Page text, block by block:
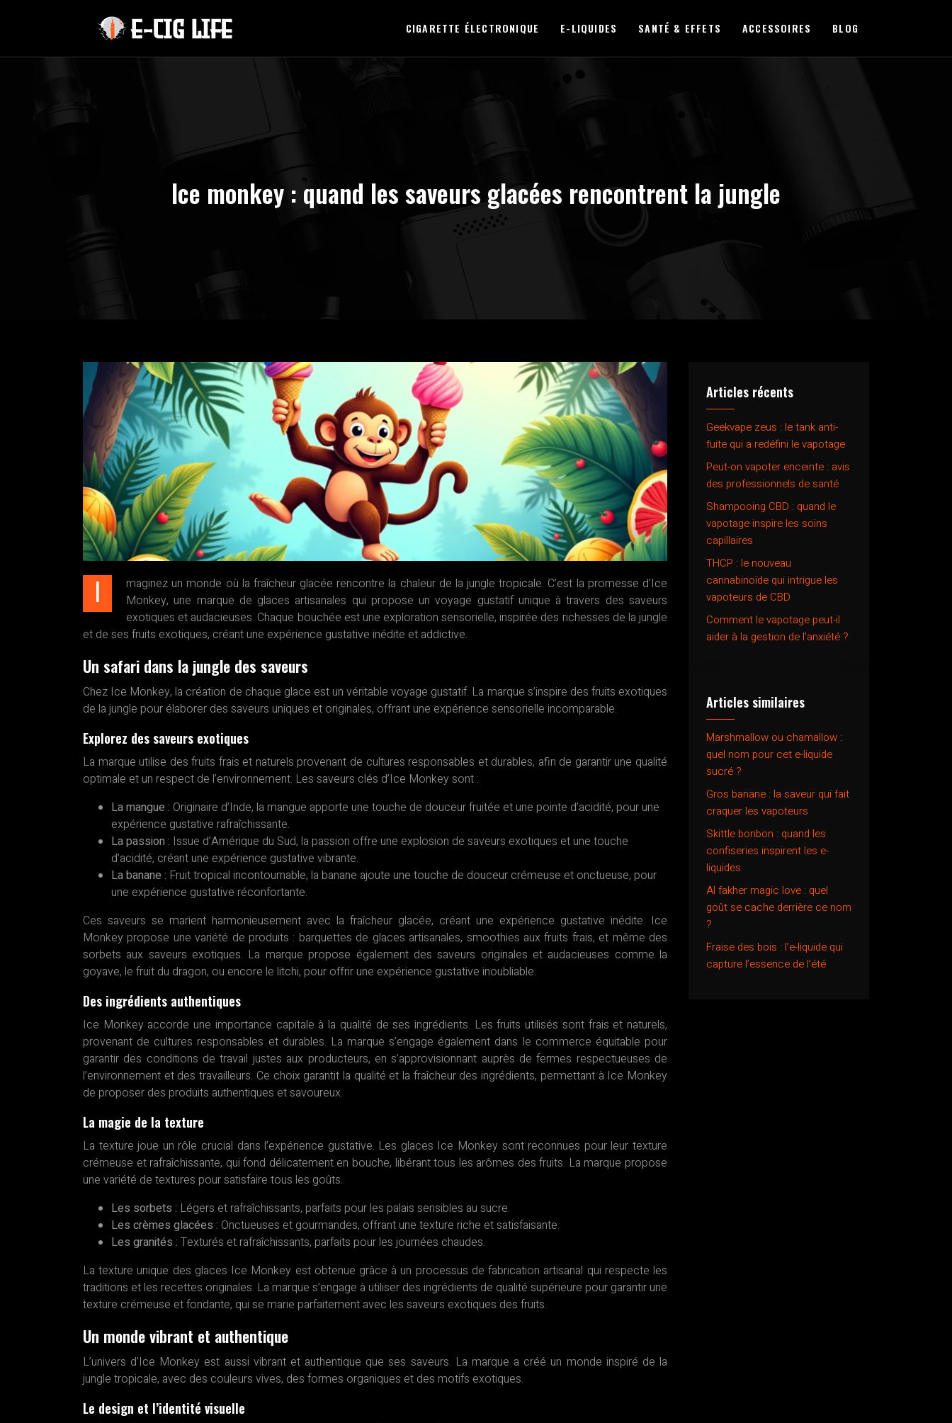
CIGARETTE ÉLECTRONIQUE E-LIQUIDES SANTÉ & EFFETS ACCESSOIRES BLOG
Ice monkey : quand les saveurs glacées rencontrent la jungle
I
maginez un monde où la fraîcheur glacée rencontre la chaleur de la jungle tropicale. C’est la promesse d’Ice
Monkey, une marque de glaces artisanales qui propose un voyage gustatif unique à travers des saveurs
exotiques et audacieuses. Chaque bouchée est une exploration sensorielle, inspirée des richesses de la jungle
et de ses fruits exotiques, créant une expérience gustative inédite et addictive.
Un safari dans la jungle des saveurs
Chez Ice Monkey, la création de chaque glace est un véritable voyage gustatif. La marque s’inspire des fruits exotiques
de la jungle pour élaborer des saveurs uniques et originales, offrant une expérience sensorielle incomparable.
Explorez des saveurs exotiques
La marque utilise des fruits frais et naturels provenant de cultures responsables et durables, afin de garantir une qualité
optimale et un respect de l’environnement. Les saveurs clés d’Ice Monkey sont :
La mangue : Originaire d’Inde, la mangue apporte une touche de douceur fruitée et une pointe d’acidité, pour une
expérience gustative rafraîchissante.
La passion : Issue d’Amérique du Sud, la passion offre une explosion de saveurs exotiques et une touche
d’acidité, créant une expérience gustative vibrante.
La banane : Fruit tropical incontournable, la banane ajoute une touche de douceur crémeuse et onctueuse, pour
une expérience gustative réconfortante.
Ces saveurs se marient harmonieusement avec la fraîcheur glacée, créant une expérience gustative inédite. Ice
Monkey propose une variété de produits : barquettes de glaces artisanales, smoothies aux fruits frais, et même des
sorbets aux saveurs exotiques. La marque propose également des saveurs originales et audacieuses comme la
goyave, le fruit du dragon, ou encore le litchi, pour offrir une expérience gustative inoubliable.
Des ingrédients authentiques
Ice Monkey accorde une importance capitale à la qualité de ses ingrédients. Les fruits utilisés sont frais et naturels,
provenant de cultures responsables et durables. La marque s’engage également dans le commerce équitable pour
garantir des conditions de travail justes aux producteurs, en s’approvisionnant auprès de fermes respectueuses de
l’environnement et des travailleurs. Ce choix garantit la qualité et la fraîcheur des ingrédients, permettant à Ice Monkey
de proposer des produits authentiques et savoureux.
La magie de la texture
La texture joue un rôle crucial dans l’expérience gustative. Les glaces Ice Monkey sont reconnues pour leur texture
crémeuse et rafraîchissante, qui fond délicatement en bouche, libérant tous les arômes des fruits. La marque propose
une variété de textures pour satisfaire tous les goûts.
Les sorbets : Légers et rafraîchissants, parfaits pour les palais sensibles au sucre.
Les crèmes glacées : Onctueuses et gourmandes, offrant une texture riche et satisfaisante.
Les granités : Texturés et rafraîchissants, parfaits pour les journées chaudes.
La texture unique des glaces Ice Monkey est obtenue grâce à un processus de fabrication artisanal qui respecte les
traditions et les recettes originales. La marque s’engage à utiliser des ingrédients de qualité supérieure pour garantir une
texture crémeuse et fondante, qui se marie parfaitement avec les saveurs exotiques des fruits.
Un monde vibrant et authentique
L’univers d’Ice Monkey est aussi vibrant et authentique que ses saveurs. La marque a créé un monde inspiré de la
jungle tropicale, avec des couleurs vives, des formes organiques et des motifs exotiques.
Le design et l’identité visuelle
Articles récents
Geekvape zeus : le tank anti-
fuite qui a redéfini le vapotage
Peut-on vapoter enceinte : avis
des professionnels de santé
Shampooing CBD : quand le
vapotage inspire les soins
capillaires
THCP : le nouveau
cannabinoïde qui intrigue les
vapoteurs de CBD
Comment le vapotage peut-il
aider à la gestion de l’anxiété ?
Articles similaires
Marshmallow ou chamallow :
quel nom pour cet e-liquide
sucré ?
Gros banane : la saveur qui fait
craquer les vapoteurs
Skittle bonbon : quand les
confiseries inspirent les e-
liquides
Al fakher magic love : quel
goût se cache derrière ce nom
?
Fraise des bois : l’e-liquide qui
capture l’essence de l’été